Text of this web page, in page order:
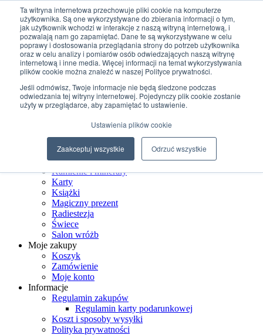
Ta witryna internetowa przechowuje pliki cookie na komputerze
użytkownika. Są one wykorzystywane do zbierania informacji o tym,
jak użytkownik wchodzi w interakcje z naszą witryną internetową, i
pozwalają nam go zapamiętać. Dane te są wykorzystywane w celu
poprawy i dostosowania przeglądania strony do potrzeb użytkownika
oraz w celu analizy i pomiarów osób odwiedzających naszą witrynę
internetową i inne media. Więcej informacji na temat wykorzystywania
plików cookie można znaleźć w naszej Polityce prywatności.
Jeśli odmówisz, Twoje informacje nie będą śledzone podczas
odwiedzania tej witryny internetowej. Pojedynczy plik cookie zostanie
użyty w przeglądarce, aby zapamiętać to ustawienie.
Ustawienia plików cookie
Zaakceptuj wszystkie Odrzuć wszystkie
Przejdź do treści
+48 507 498 341
sklep@ksiegarniamagiczna.pl
sklep internetowy 24h/7
Wyszukiwarka produktów
Biżuteria ezoteryczna
Czarostwo
Dom wiedźmy
Kamienie i minerały
Karty
Książki
Magiczny prezent
Radiestezja
Świece
Salon wróżb
Moje zakupy
Koszyk
Zamówienie
Moje konto
Informacje
Regulamin zakupów
Regulamin karty podarunkowej
Koszt i sposoby wysyłki
Polityka prywatności